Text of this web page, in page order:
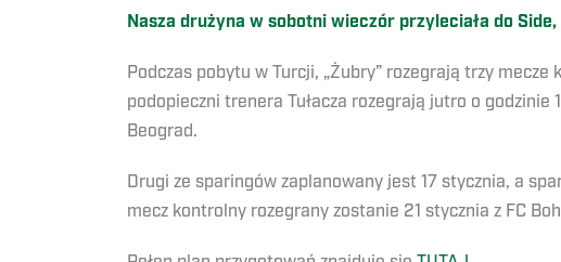
Nasza drużyna w sobotni wieczór przyleciała do
Podczas pobytu w Turcji, „Żubry” rozegrają trzy
podopieczni trenera Tułacza rozegrają jutro o
Beograd.
Drugi ze sparingów zaplanowany jest 17 stycznia, a
mecz kontrolny rozegrany zostanie 21 stycznia z FC